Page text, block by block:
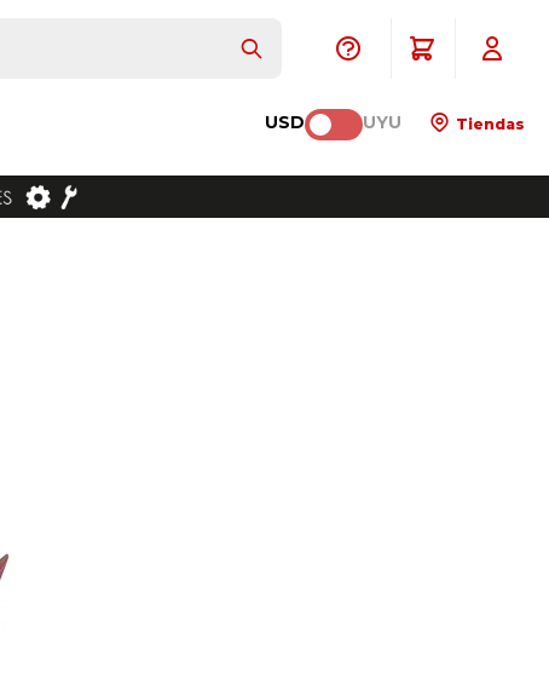
USD UYU Tiendas